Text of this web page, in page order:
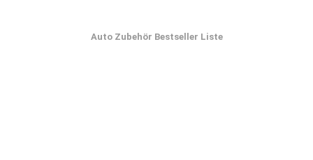
Auto Zubehör Bestseller Liste